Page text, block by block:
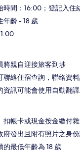
時間：16:00；登記入住
年齡 - 18 歲
將親自迎接旅客到埗
聯絡住宿查詢，聯絡資
資訊可能會使用自動翻譯
扣帳卡或現金按金繳付
府發出且附有照片之身
的最低年齡為 18 歲